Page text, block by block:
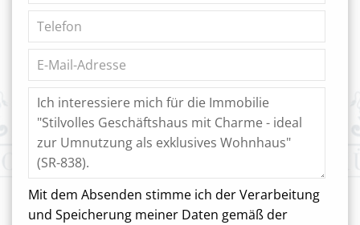
Mit dem Absenden stimme ich der Verarbeitung
und Speicherung meiner Daten gemäß der